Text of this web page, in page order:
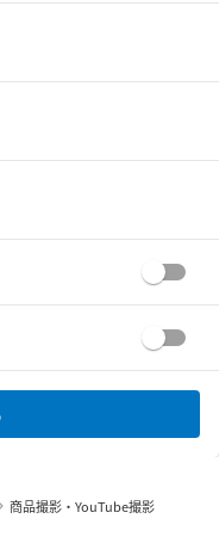
商品撮影・YouTube撮影